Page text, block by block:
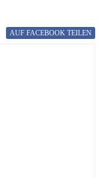
AUF FACEBOOK TEILEN